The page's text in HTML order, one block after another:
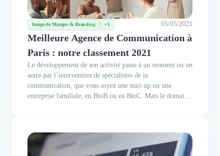
Image de Marque & Branding +1 05/05/2021
Meilleure Agence de Communication à
Paris : notre classement 2021
Le développement de son activité passe à un moment ou un
autre par l’intervention de spécialistes de la
communication, que vous soyez une start-up ou une
entreprise familiale, en BtoB ou en BtoC. Mais le domaine